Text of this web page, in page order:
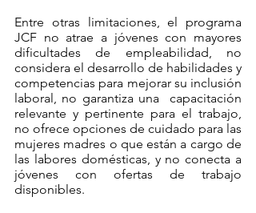
Entre otras limitaciones, el programa
JCF no atrae a jóvenes con mayores
dificultades de empleabilidad, no
considera el desarrollo de habilidades y
competencias para mejorar su inclusión
laboral, no garantiza una  capacitación
relevante y pertinente para el trabajo,
no ofrece opciones de cuidado para las
mujeres madres o que están a cargo de
las labores domésticas, y no conecta a
jóvenes con ofertas de trabajo
disponibles.